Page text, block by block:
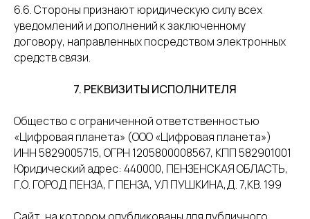
6.6. Стороны признают юридическую силу всех
уведомлений и дополнений к заключенному
договору, направленных посредством электронных
средств связи.
7. РЕКВИЗИТЫ ИСПОЛНИТЕЛЯ
Общество с ограниченной ответственностью
«Цифровая планета» (ООО «Цифровая планета»)
ИНН 5829005715, ОГРН 1205800008567, КПП 582901001
Юридический адрес: 440000, ПЕНЗЕНСКАЯ ОБЛАСТЬ,
Г.О. ГОРОД ПЕНЗА, Г ПЕНЗА, УЛ ПУШКИНА,Д. 7,КВ. 199